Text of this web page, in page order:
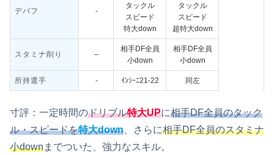
デバフ ‐
タックル
スピード
特大down
タックル
スピード
超特大down
スタミナ削り –
相手DF全員
小down
相手DF全員
小down
所持選手 ‐ ｲﾝｼｰﾆ21-22 同左
寸評：一定時間のドリブル特大UPに相手DF全員のタック
ル・スピードを特大down 、さらに相手DF全員のスタミナ
小downまでついた、強力なスキル。